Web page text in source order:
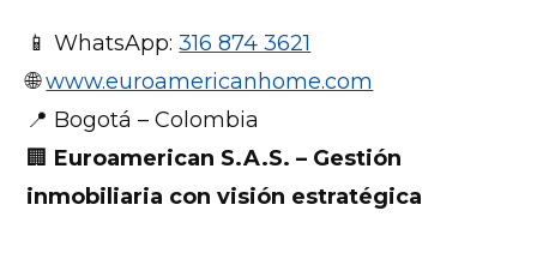
📱 WhatsApp:316 874 3621
🌐www.euroamericanhome.com
📍 Bogotá – Colombia
🏢 Euroamerican S.A.S. – Gestión
inmobiliaria con visión estratégica